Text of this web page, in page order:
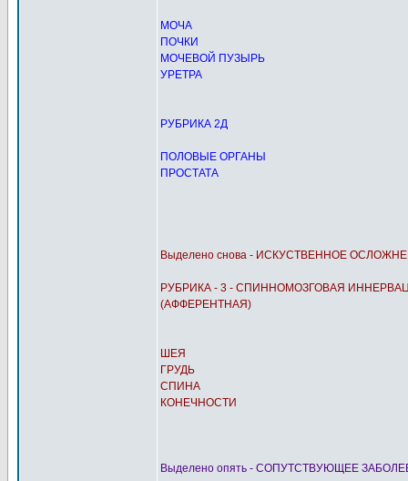
МОЧА
ПОЧКИ
МОЧЕВОЙ ПУЗЫРЬ
УРЕТРА
РУБРИКА 2Д
ПОЛОВЫЕ ОРГАНЫ
ПРОСТАТА
Выделено снова - ИСКУСТВЕННОЕ
РУБРИКА - 3 - СПИННОМОЗГОВАЯ
(АФФЕРЕНТНАЯ)
ШЕЯ
ГРУДЬ
СПИНА
КОНЕЧНОСТИ
Выделено опять - СОПУТСТВУЮЩЕЕ